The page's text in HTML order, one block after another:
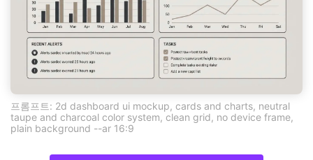
프롬프트: 2d dashboard ui mockup, cards and charts, neutral
taupe and charcoal color system, clean grid, no device frame,
plain background --ar 16:9